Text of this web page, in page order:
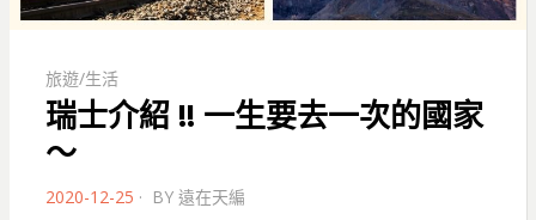
旅遊/生活
瑞士介紹 !! 一生要去一次的國家
～
POSTED
2020-12-25 BY 遠在天編